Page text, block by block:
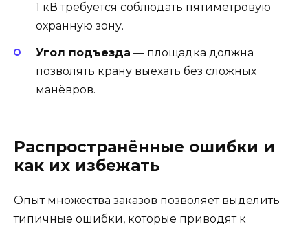
1 кВ требуется соблюдать пятиметровую
охранную зону.
Угол подъезда — площадка должна
позволять крану выехать без сложных
манёвров.
Распространённые ошибки и
как их избежать
Опыт множества заказов позволяет выделить
типичные ошибки, которые приводят к